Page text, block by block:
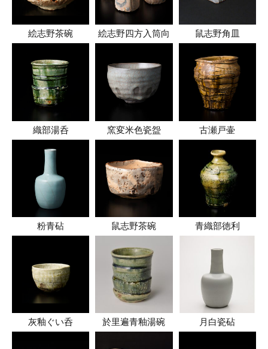
絵志野茶碗 絵志野四方入筒向 鼠志野角皿
織部湯呑 窯変米色瓷盌 古瀬戸壷
粉青砧 鼠志野茶碗 青織部徳利
灰釉ぐい呑 於里遍青釉湯碗 月白瓷砧